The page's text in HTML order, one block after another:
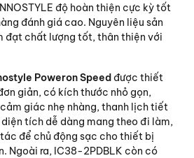
độ hoàn thiện cực kỳ tốt
đánh giá cao. Nguyên liệu sản
đạt chất lượng tốt, thân thiện với
Poweron Speed được thiết
giản, có kích thước nhỏ gọn,
giác nhẹ nhàng, thanh lịch tiết
tích dễ dàng mang theo đi làm,
để chủ động sạc cho thiết bị
Ngoài ra, IC38-2PDBLK còn có